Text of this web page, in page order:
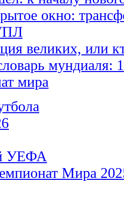
окно:
великих, или
мундиаля:
мира
УЕФА
Мира